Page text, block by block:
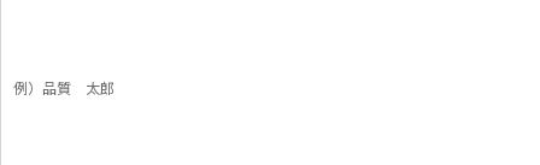
例）品質 太郎